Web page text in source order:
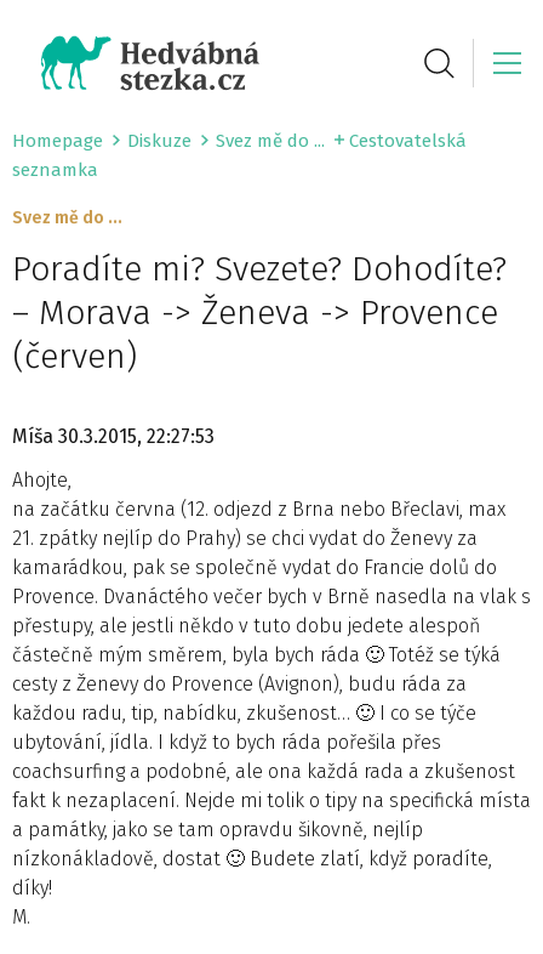
Homepage Diskuze Svez mě do ...
Cestovatelská
seznamka
Svez mě do ...
Poradíte mi? Svezete? Dohodíte?
– Morava -> Ženeva -> Provence
(červen)
Míša 30.3.2015, 22:27:53
Ahojte,
na začátku června (12. odjezd z Brna nebo Břeclavi, max
21. zpátky nejlíp do Prahy) se chci vydat do Ženevy za
kamarádkou, pak se společně vydat do Francie dolů do
Provence. Dvanáctého večer bych v Brně nasedla na vlak s
přestupy, ale jestli někdo v tuto dobu jedete alespoň
částečně mým směrem, byla bych ráda 🙂 Totéž se týká
cesty z Ženevy do Provence (Avignon), budu ráda za
každou radu, tip, nabídku, zkušenost… 🙂 I co se týče
ubytování, jídla. I když to bych ráda pořešila přes
coachsurfing a podobné, ale ona každá rada a zkušenost
fakt k nezaplacení. Nejde mi tolik o tipy na specifická místa
a památky, jako se tam opravdu šikovně, nejlíp
nízkonákladově, dostat 🙂 Budete zlatí, když poradíte,
díky!
M.